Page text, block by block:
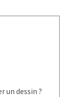
un dessin ?